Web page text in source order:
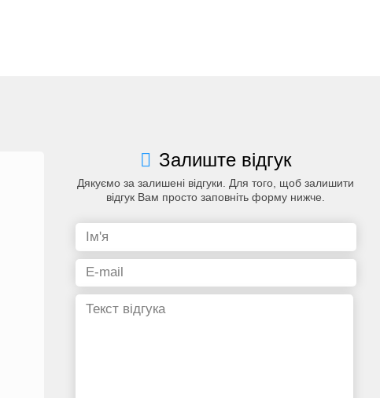
Залиште відгук
Дякуємо за залишені відгуки. Для того, щоб залишити
відгук Вам просто заповніть форму нижче.